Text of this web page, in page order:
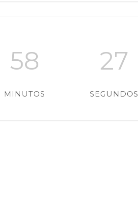
58
MINUTOS
26
SEGUNDOS